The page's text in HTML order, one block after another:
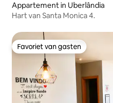
Appartement in Uberlândia
Hart van Santa Monica 4.
Favoriet van gasten
Favoriet van gasten